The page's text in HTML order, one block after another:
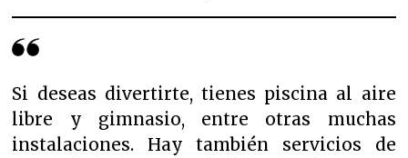
Si deseas divertirte, tienes piscina al aire
libre y gimnasio, entre otras muchas
instalaciones. Hay también servicios de